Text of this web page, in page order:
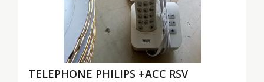
TELEPHONE PHILIPS +ACC RSV